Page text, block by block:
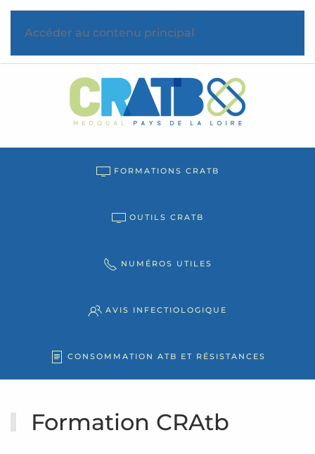
Accéder au contenu principal
FORMATIONS CRATB
OUTILS CRATB
NUMÉROS UTILES
AVIS INFECTIOLOGIQUE
CONSOMMATION ATB ET RÉSISTANCES
Formation CRAtb